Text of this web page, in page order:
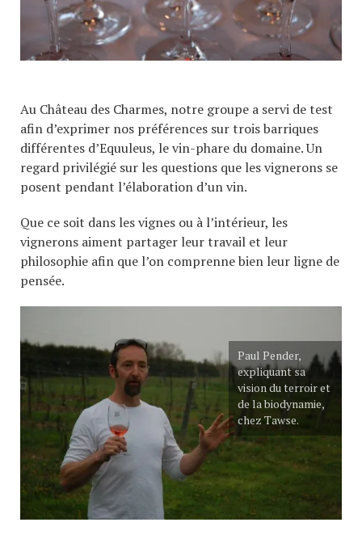
Au Château des Charmes, notre groupe a servi de test
afin d’exprimer nos préférences sur trois barriques
différentes d’Equuleus, le vin-phare du domaine. Un
regard privilégié sur les questions que les vignerons se
posent pendant l’élaboration d’un vin.
Que ce soit dans les vignes ou à l’intérieur, les
vignerons aiment partager leur travail et leur
philosophie afin que l’on comprenne bien leur ligne de
pensée.
Paul Pender,
expliquant sa
vision du terroir et
de la biodynamie,
chez Tawse.